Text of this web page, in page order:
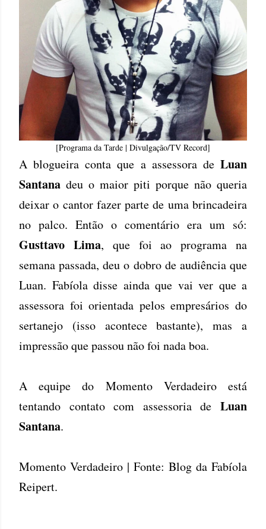
[Programa da Tarde | Divulgação/TV Record]
A blogueira conta que a assessora de Luan
Santana deu o maior piti porque não queria
deixar o cantor fazer parte de uma brincadeira
no palco. Então o comentário era um só:
Gusttavo Lima, que foi ao programa na
semana passada, deu o dobro de audiência que
Luan. Fabíola disse ainda que vai ver que a
assessora foi orientada pelos empresários do
sertanejo (isso acontece bastante), mas a
impressão que passou não foi nada boa.
A equipe do Momento Verdadeiro está
tentando contato com assessoria de Luan
Santana.
Momento Verdadeiro | Fonte: Blog da Fabíola
Reipert.